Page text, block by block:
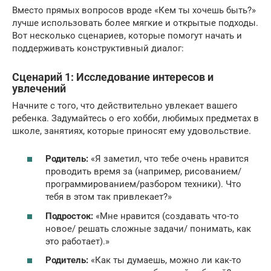
Вместо прямых вопросов вроде «Кем ты хочешь быть?»
лучше использовать более мягкие и открытые подходы.
Вот несколько сценариев, которые помогут начать и
поддерживать конструктивный диалог:
Сценарий 1: Исследование интересов и
увлечений
Начните с того, что действительно увлекает вашего
ребенка. Задумайтесь о его хобби, любимых предметах в
школе, занятиях, которые приносят ему удовольствие.
Родитель: «Я заметил, что тебе очень нравится
проводить время за (например, рисованием/
программированием/разбором техники). Что
тебя в этом так привлекает?»
Подросток: «Мне нравится (создавать что-то
новое/ решать сложные задачи/ понимать, как
это работает).»
Родитель: «Как ты думаешь, можно ли как-то